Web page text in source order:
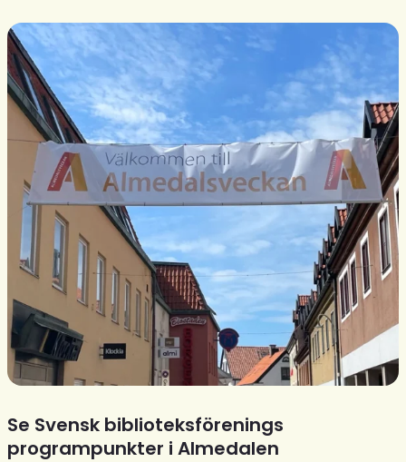
Se Svensk biblioteksförenings
programpunkter i Almedalen